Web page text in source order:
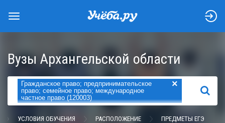
Вузы Архангельской области
Гражданское право; предпринимательское
право; семейное право; международное
частное право (120003)
×
НАЙТИ
УСЛОВИЯ ОБУЧЕНИЯ РАСПОЛОЖЕНИЕ ПРЕДМЕТЫ ЕГЭ